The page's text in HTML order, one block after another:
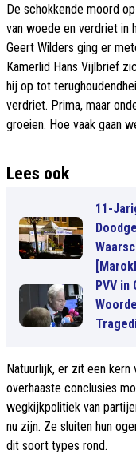
De schokkende moord
van woede en verdriet in
Geert Wilders ging er
Kamerlid Hans Vijlbrief
hij op tot
verdriet. Prima, maar
groeien. Hoe vaak gaan
Lees ook
11-
PVV
Natuurlijk, er zit een
overhaaste conclusies
wegkijkpolitiek van
nu zijn. Ze sluiten hun
dit soort types rond.